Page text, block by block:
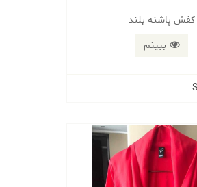
کفش پاشنه بلند
ببینم